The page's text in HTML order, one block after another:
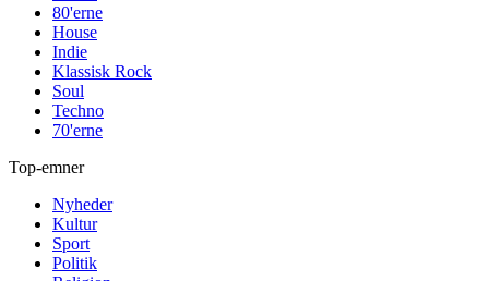
80'erne
House
Indie
Klassisk Rock
Soul
Techno
70'erne
Top-emner
Nyheder
Kultur
Sport
Politik